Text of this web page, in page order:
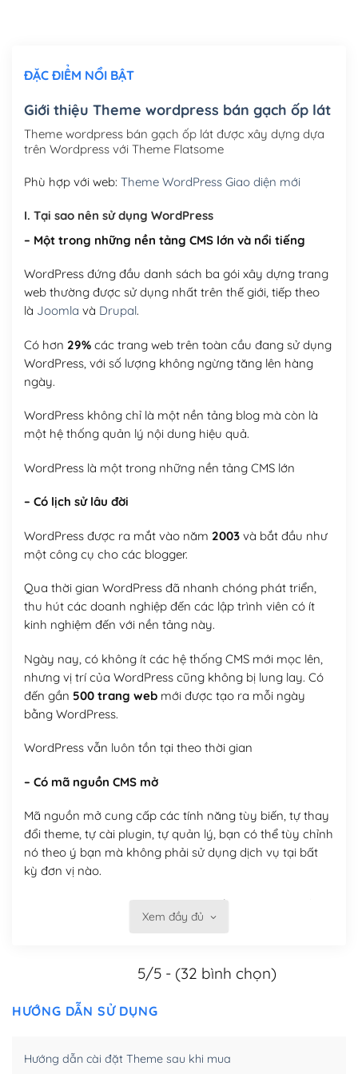
Mua thêm Host + Tên miền
(+300,000₫)
Tên miền Việt Nam .vn (1 năm)(+550,000₫)
ĐẶC ĐIỂM NỔI BẬT
Giới thiệu Theme wordpress bán gạch ốp lát
Theme wordpress bán gạch ốp lát được xây dựng dựa
trên Wordpress với Theme Flatsome
Phù hợp với web: Theme WordPress Giao diện mới
I. Tại sao nên sử dụng WordPress
– Một trong những nền tảng CMS lớn và nổi tiếng
WordPress đứng đầu danh sách ba gói xây dựng trang
web thường được sử dụng nhất trên thế giới, tiếp theo
là Joomla và Drupal.
Có hơn 29%các trang web trên toàn cầu đang sử dụng
WordPress, với số lượng không ngừng tăng lên hàng
ngày.
WordPress không chỉ là một nền tảng blog mà còn là
một hệ thống quản lý nội dung hiệu quả.
WordPress là một trong những nền tảng CMS lớn
– Có lịch sử lâu đời
WordPress được ra mắt vào năm 2003và bắt đầu như
một công cụ cho các blogger.
Qua thời gian WordPress đã nhanh chóng phát triển,
thu hút các doanh nghiệp đến các lập trình viên có ít
kinh nghiệm đến với nền tảng này.
Ngày nay, có không ít các hệ thống CMS mới mọc lên,
nhưng vị trí của WordPress cũng không bị lung lay. Có
đến gần 500 trang webmới được tạo ra mỗi ngày
bằng WordPress.
WordPress vẫn luôn tồn tại theo thời gian
– Có mã nguồn CMS mở
Mã nguồn mở cung cấp các tính năng tùy biến, tự thay
đổi theme, tự cài plugin, tự quản lý, bạn có thể tùy chỉnh
nó theo ý bạn mà không phải sử dụng dịch vụ tại bất
kỳ đơn vị nào.
Việc của bạn là đăng ký một tên miền và hosting để
hóa nội dung cho SEO.
Xem đầy đủ
5/5 - (32 bình chọn)
HƯỚNG DẪN SỬ DỤNG
Hướng dẫn cài đặt Theme sau khi mua